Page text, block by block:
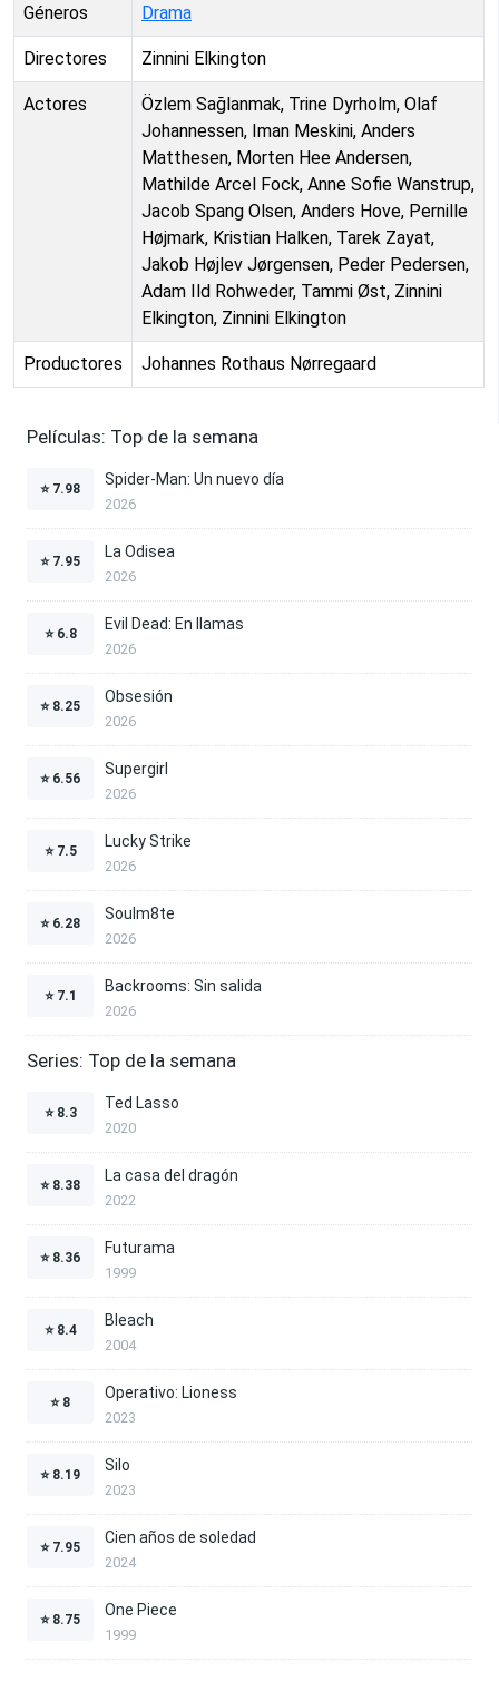
Géneros Drama
Directores Zinnini Elkington
Actores
Özlem Sağlanmak, Trine Dyrholm, Olaf
Johannessen, Iman Meskini, Anders
Matthesen, Morten Hee Andersen,
Mathilde Arcel Fock, Anne Sofie Wanstrup,
Jacob Spang Olsen, Anders Hove, Pernille
Højmark, Kristian Halken, Tarek Zayat,
Jakob Højlev Jørgensen, Peder Pedersen,
Adam Ild Rohweder, Tammi Øst, Zinnini
Elkington, Zinnini Elkington
Productores Johannes Rothaus Nørregaard
Películas: Top de la semana
⭐ 7.98
Spider-Man: Un nuevo día
2026
⭐ 7.95
La Odisea
2026
⭐ 6.8
Evil Dead: En llamas
2026
⭐ 8.25
Obsesión
2026
⭐ 6.56
Supergirl
2026
⭐ 7.5
Lucky Strike
2026
⭐ 6.28
Soulm8te
2026
⭐ 7.1
Backrooms: Sin salida
2026
Series: Top de la semana
⭐ 8.3
Ted Lasso
2020
⭐ 8.38
La casa del dragón
2022
⭐ 8.36
Futurama
1999
⭐ 8.4
Bleach
2004
⭐ 8
Operativo: Lioness
2023
⭐ 8.19
Silo
2023
⭐ 7.95
Cien años de soledad
2024
⭐ 8.75
One Piece
1999